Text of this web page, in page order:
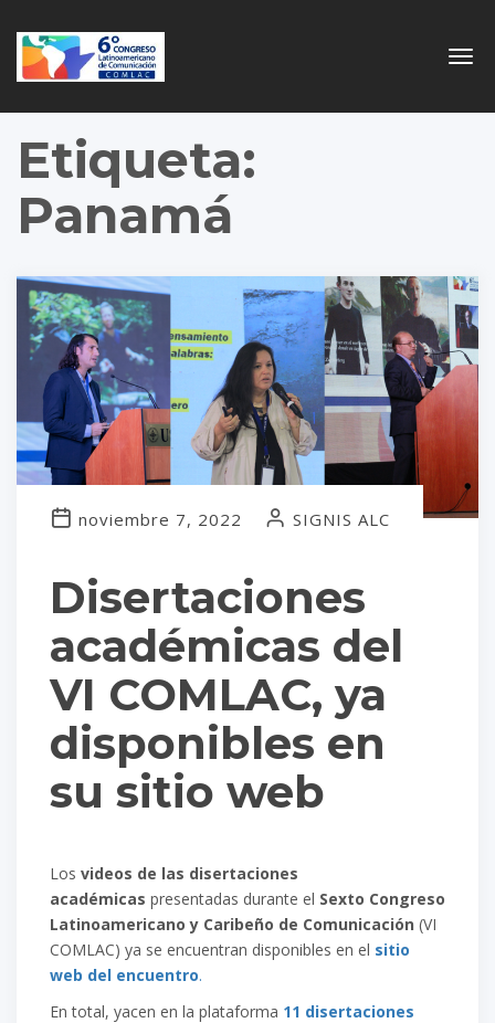
Etiqueta:
Panamá
Disertaciones
académicas del
VI COMLAC, ya
disponibles en
su sitio web
noviembre 7, 2022 SIGNIS ALC
Los videos de las disertaciones
académicas presentadas durante el Sexto Congreso
Latinoamericano y Caribeño de Comunicación (VI
COMLAC) ya se encuentran disponibles en el sitio
web del encuentro.
En total, yacen en la plataforma 11 disertaciones